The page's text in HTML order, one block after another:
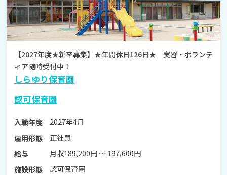
【2027年度★新卒募集】★年間休日126日★ 実習・ボランテ
ィア随時受付中！
しらゆり保育園
認可保育園
入職年度
2027年4月
雇用形態
正社員
給与
月収189,200円 〜 197,600円
施設形態
認可保育園